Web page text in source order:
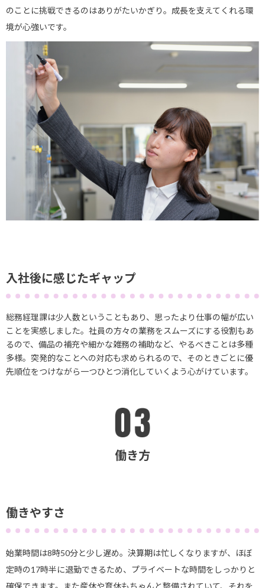
のことに挑戦できるのはありがたいかぎり。成長を支えてくれる環
境が心強いです。
入社後に感じたギャップ
総務経理課は少人数ということもあり、思ったより仕事の幅が広い
ことを実感しました。社員の方々の業務をスムーズにする役割もあ
るので、備品の補充や細かな雑務の補助など、やるべきことは多種
多様。突発的なことへの対応も求められるので、そのときごとに優
先順位をつけながら一つひとつ消化していくよう心がけています。
働き方
働きやすさ
始業時間は8時50分と少し遅め。決算期は忙しくなりますが、ほぼ
定時の17時半に退勤できるため、プライベートな時間をしっかりと
確保できます。また産休や育休もちゃんと整備されていて、それを